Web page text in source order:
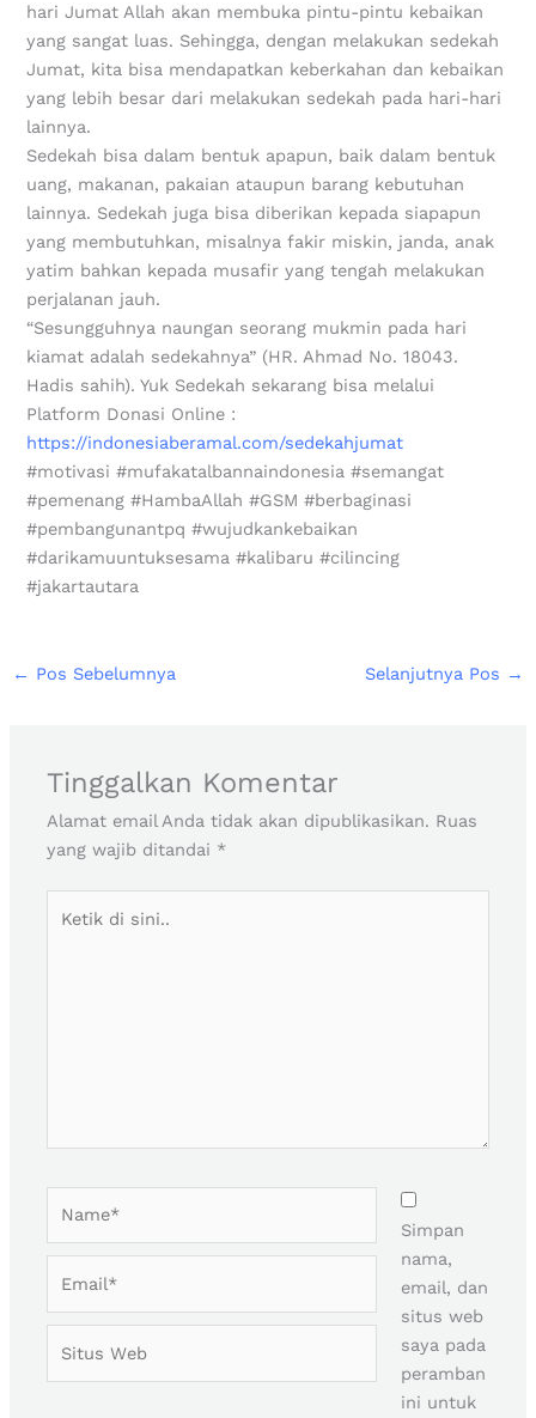
hari Jumat Allah akan membuka pintu-pintu kebaikan
yang sangat luas. Sehingga, dengan melakukan sedekah
Jumat, kita bisa mendapatkan keberkahan dan kebaikan
yang lebih besar dari melakukan sedekah pada hari-hari
lainnya.
Sedekah bisa dalam bentuk apapun, baik dalam bentuk
uang, makanan, pakaian ataupun barang kebutuhan
lainnya. Sedekah juga bisa diberikan kepada siapapun
yang membutuhkan, misalnya fakir miskin, janda, anak
yatim bahkan kepada musafir yang tengah melakukan
perjalanan jauh.
“Sesungguhnya naungan seorang mukmin pada hari
kiamat adalah sedekahnya” (HR. Ahmad No. 18043.
Hadis sahih). Yuk Sedekah sekarang bisa melalui
Platform Donasi Online :
https://indonesiaberamal.com/sedekahjumat
#motivasi #mufakatalbannaindonesia #semangat
#pemenang #HambaAllah #GSM #berbaginasi
#pembangunantpq #wujudkankebaikan
#darikamuuntuksesama #kalibaru #cilincing
#jakartautara
← Pos Sebelumnya Selanjutnya Pos →
Tinggalkan Komentar
Alamat email Anda tidak akan dipublikasikan. Ruas
yang wajib ditandai *
Web
Simpan
nama,
email, dan
situs web
saya pada
peramban
ini untuk